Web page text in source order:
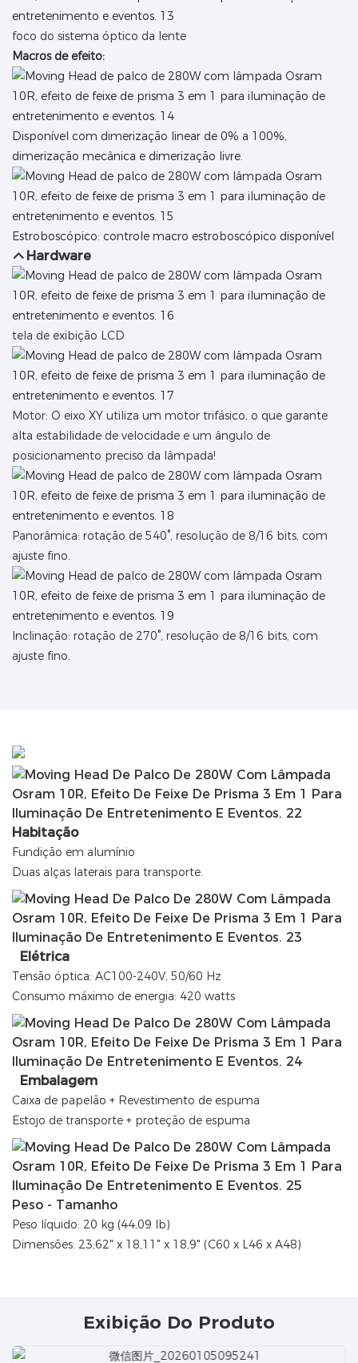
foco do sistema óptico da lente
Macros de efeito:
Disponível com dimerização linear de 0% a 100%,
dimerização mecânica e dimerização livre.
Estroboscópico: controle macro estroboscópico disponível
Hardware
tela de exibição LCD
Motor: O eixo XY utiliza um motor trifásico, o que garante
alta estabilidade de velocidade e um ângulo de
posicionamento preciso da lâmpada!
Panorâmica: rotação de 540°, resolução de 8/16 bits, com
ajuste fino.
Inclinação: rotação de 270°, resolução de 8/16 bits, com
ajuste fino.
Habitação
Fundição em alumínio
Duas alças laterais para transporte.
Elétrica
Tensão óptica: AC100-240V, 50/60 Hz
Consumo máximo de energia: 420 watts
Embalagem
Caixa de papelão + Revestimento de espuma
Estojo de transporte + proteção de espuma
Peso - Tamanho
Peso líquido: 20 kg (44,09 lb)
Dimensões: 23,62" x 18,11" x 18,9" (C60 x L46 x A48)
Exibição Do Produto